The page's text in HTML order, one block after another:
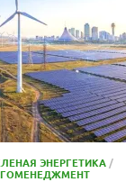
ЭНЕРГЕТИКА /